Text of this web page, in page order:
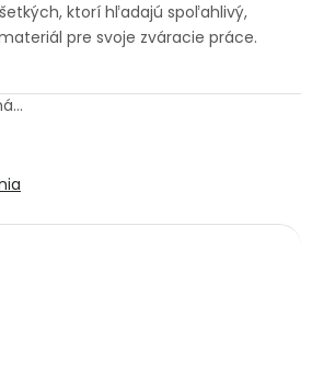
Váš zákaznícky účet
ktorí hľadajú spoľahlivý,
pre svoje zváracie práce.